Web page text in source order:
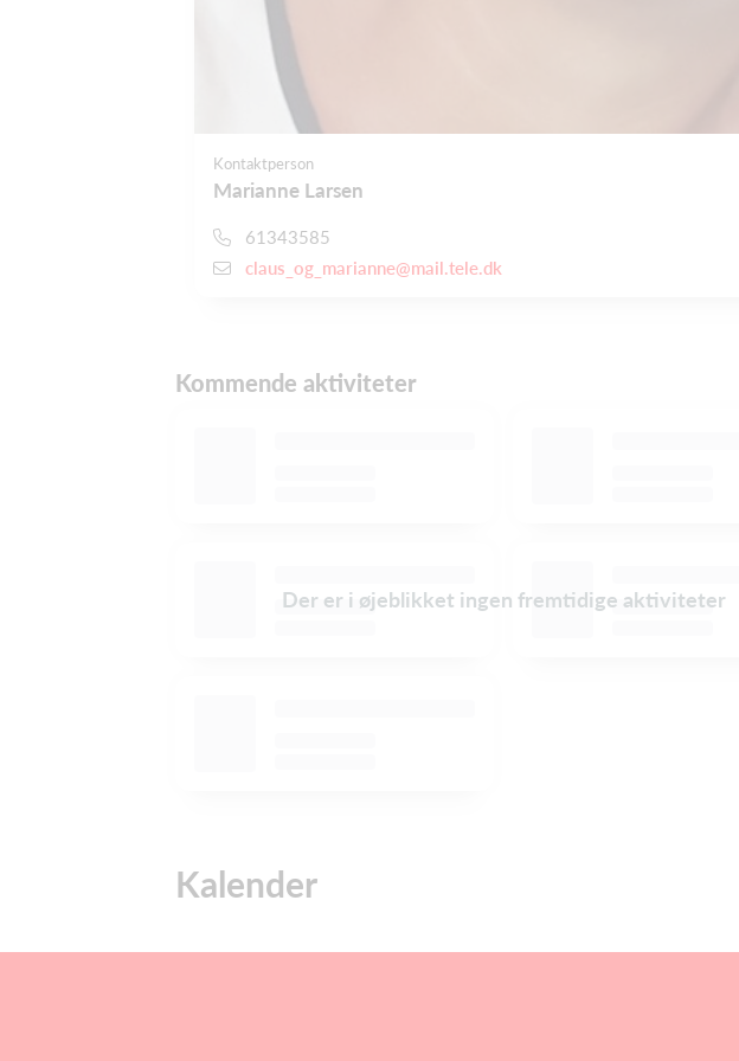
Kontaktperson
Marianne Larsen
61343585
claus_og_marianne@mail.tele.dk
Kommende aktiviteter
Der er i øjeblikket ingen fremtidige aktiviteter
Kalender